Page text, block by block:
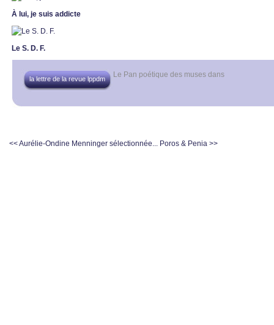
À lui, je suis addicte
Le S. D. F.
Le Pan poétique des muses dans
la lettre de la revue lppdm
<< Aurélie-Ondine Menninger sélectionnée... Poros & Penia >>